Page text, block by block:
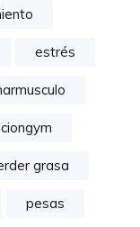
estrés
grasa
pesas